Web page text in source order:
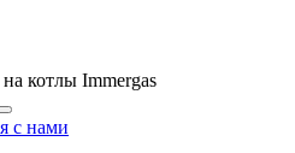
котлы Immergas
с нами